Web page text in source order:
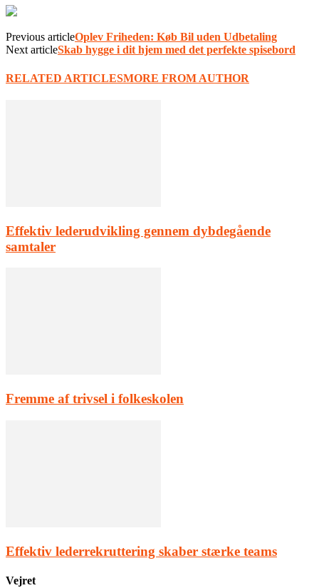
Previous articleOplev Friheden: Køb Bil uden Udbetaling
Next articleSkab hygge i dit hjem med det perfekte spisebord
RELATED ARTICLESMORE FROM AUTHOR
Effektiv lederudvikling gennem dybdegående
samtaler
Fremme af trivsel i folkeskolen
Effektiv lederrekruttering skaber stærke teams
Vejret